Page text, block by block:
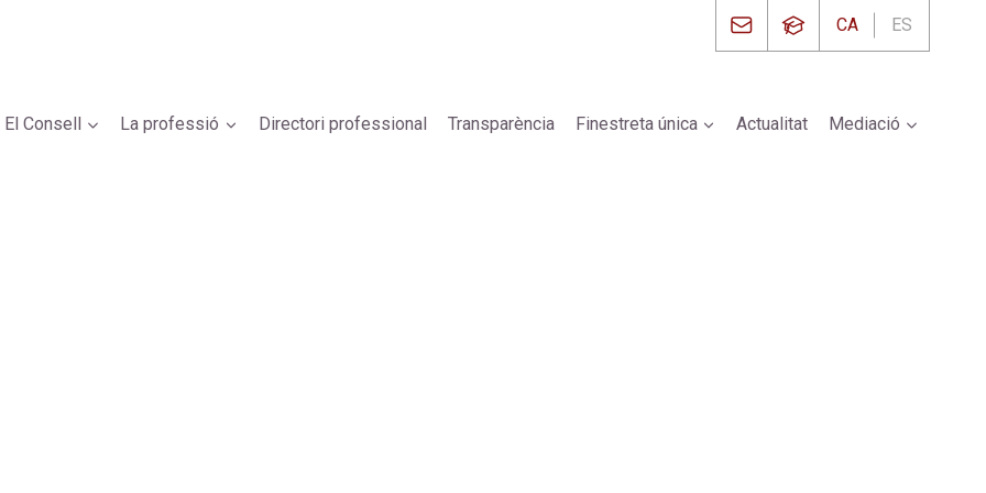
CA ES
El Consell La professió Directori professional Transparència Finestreta única Actualitat Mediació